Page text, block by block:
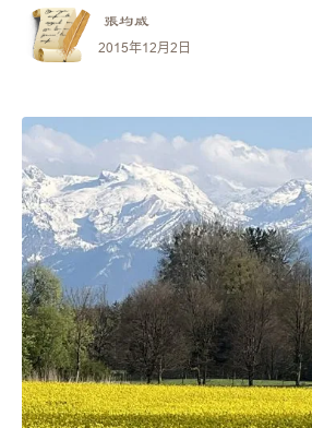
張均威
2015年12月2日